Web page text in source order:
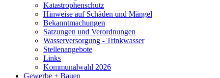
Katastrophenschutz
Hinweise auf Schäden und Mängel
Bekanntmachungen
Satzungen und Verordnungen
Wasserversorgung - Trinkwasser
Stellenangebote
Links
Kommunalwahl 2026
Gewerbe + Bauen